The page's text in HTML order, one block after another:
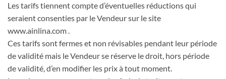
Les tarifs tiennent compte d’éventuelles réductions qui
seraient consenties par le Vendeur sur le site
www.ainlina.com .
Ces tarifs sont fermes et non révisables pendant leur période
de validité mais le Vendeur se réserve le droit, hors période
de validité, d’en modifier les prix à tout moment.